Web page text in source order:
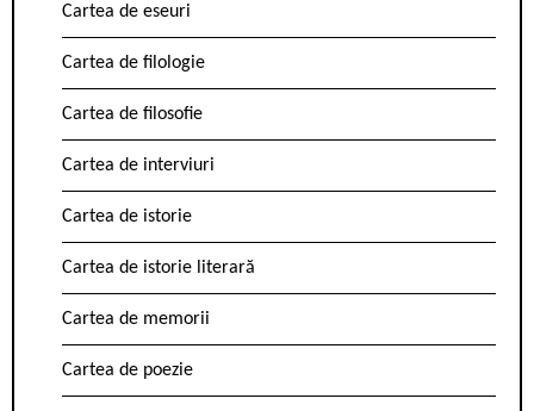
Cartea de eseuri
Cartea de filologie
Cartea de filosofie
Cartea de interviuri
Cartea de istorie
Cartea de istorie literară
Cartea de memorii
Cartea de poezie